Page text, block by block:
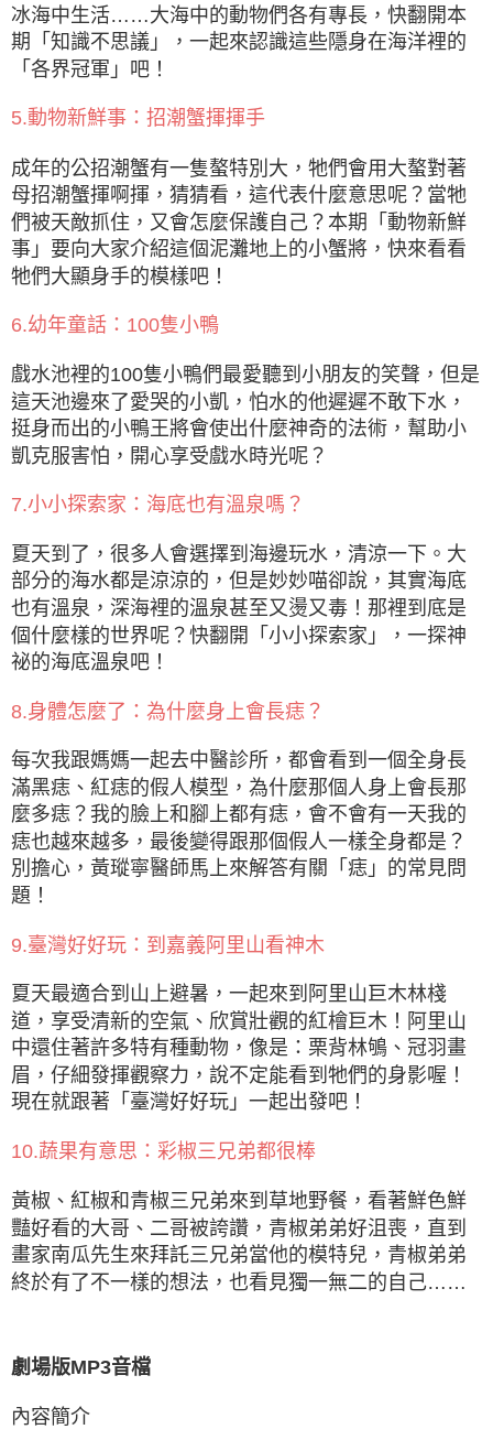
冰海中生活……大海中的動物們各有專長，快翻開本
期「知識不思議」，一起來認識這些隱身在海洋裡的
「各界冠軍」吧！
5.動物新鮮事：招潮蟹揮揮手
成年的公招潮蟹有一隻螯特別大，牠們會用大螯對著
母招潮蟹揮啊揮，猜猜看，這代表什麼意思呢？當牠
們被天敵抓住，又會怎麼保護自己？本期「動物新鮮
事」要向大家介紹這個泥灘地上的小蟹將，快來看看
牠們大顯身手的模樣吧！
6.幼年童話：100隻小鴨
戲水池裡的100隻小鴨們最愛聽到小朋友的笑聲，但是
這天池邊來了愛哭的小凱，怕水的他遲遲不敢下水，
挺身而出的小鴨王將會使出什麼神奇的法術，幫助小
凱克服害怕，開心享受戲水時光呢？
7.小小探索家：海底也有溫泉嗎？
夏天到了，很多人會選擇到海邊玩水，清涼一下。大
部分的海水都是涼涼的，但是妙妙喵卻說，其實海底
也有溫泉，深海裡的溫泉甚至又燙又毒！那裡到底是
個什麼樣的世界呢？快翻開「小小探索家」，一探神
祕的海底溫泉吧！
8.身體怎麼了：為什麼身上會長痣？
每次我跟媽媽一起去中醫診所，都會看到一個全身長
滿黑痣、紅痣的假人模型，為什麼那個人身上會長那
麼多痣？我的臉上和腳上都有痣，會不會有一天我的
痣也越來越多，最後變得跟那個假人一樣全身都是？
別擔心，黃瑽寧醫師馬上來解答有關「痣」的常見問
題！
9.臺灣好好玩：到嘉義阿里山看神木
夏天最適合到山上避暑，一起來到阿里山巨木林棧
道，享受清新的空氣、欣賞壯觀的紅檜巨木！阿里山
中還住著許多特有種動物，像是：栗背林鴝、冠羽畫
眉，仔細發揮觀察力，說不定能看到牠們的身影喔！
現在就跟著「臺灣好好玩」一起出發吧！
10.蔬果有意思：彩椒三兄弟都很棒
黃椒、紅椒和青椒三兄弟來到草地野餐，看著鮮色鮮
豔好看的大哥、二哥被誇讚，青椒弟弟好沮喪，直到
畫家南瓜先生來拜託三兄弟當他的模特兒，青椒弟弟
終於有了不一樣的想法，也看見獨一無二的自己……
劇場版MP3音檔
內容簡介